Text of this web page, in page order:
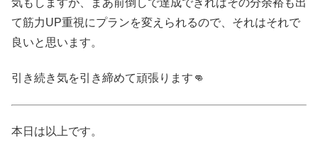
気もしますが、まあ前倒しで達成できればその分余裕も出
て筋力UP重視にプランを変えられるので、それはそれで
良いと思います。
引き続き気を引き締めて頑張ります👊
本日は以上です。